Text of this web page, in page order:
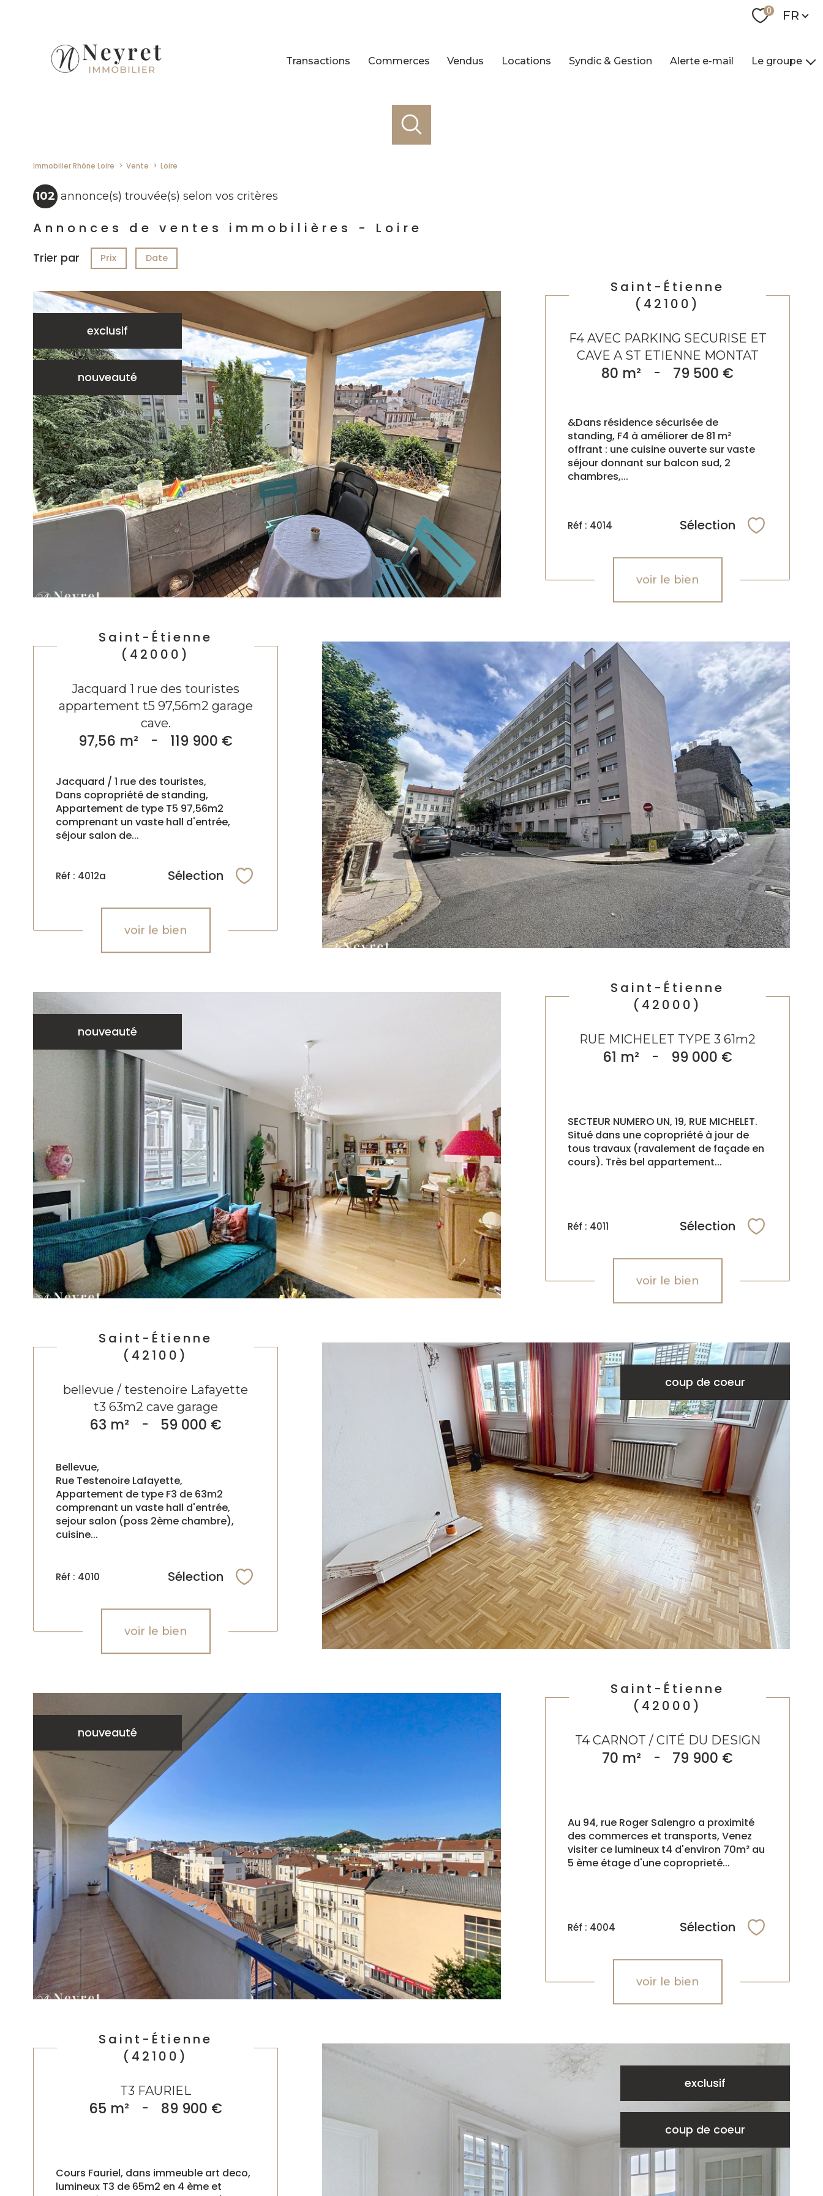
0 Langue
FR
Transactions Commerces Vendus Locations Syndic & Gestion Alerte e-mail Le groupe
Immobilier Rhône Loire Vente Loire
102 annonce(s) trouvée(s) selon vos critères
Annonces de ventes immobilières - Loire
Trier par Prix Date
exclusif
nouveauté
Saint-Étienne
(42100)
F4 AVEC PARKING SECURISE ET
CAVE A ST ETIENNE MONTAT
80 m² - 79 500 €
&Dans résidence sécurisée de
standing, F4 à améliorer de 81 m²
offrant : une cuisine ouverte sur vaste
séjour donnant sur balcon sud, 2
chambres,...
Réf : 4014 Sélection
voir le bien
Saint-Étienne
(42000)
Jacquard 1 rue des touristes
appartement t5 97,56m2 garage
cave.
97,56 m² - 119 900 €
Jacquard / 1 rue des touristes,
Dans copropriété de standing,
Appartement de type T5 97,56m2
comprenant un vaste hall d'entrée,
séjour salon de...
Réf : 4012a Sélection Sélectionner
voir le bien
nouveauté
Saint-Étienne
(42000)
RUE MICHELET TYPE 3 61m2
61 m² - 99 000 €
SECTEUR NUMERO UN, 19, RUE MICHELET.
Situé dans une copropriété à jour de
tous travaux (ravalement de façade en
cours). Très bel appartement...
Réf : 4011 Sélection
voir le bien
coup de coeur
Saint-Étienne
(42100)
bellevue / testenoire Lafayette
t3 63m2 cave garage
63 m² - 59 000 €
Bellevue,
Rue Testenoire Lafayette,
Appartement de type F3 de 63m2
comprenant un vaste hall d'entrée,
sejour salon (poss 2ème chambre),
cuisine...
Réf : 4010 Sélection Sélectionner
voir le bien
nouveauté
Saint-Étienne
(42000)
T4 CARNOT / CITÉ DU DESIGN
70 m² - 79 900 €
Au 94, rue Roger Salengro a proximité
des commerces et transports, Venez
visiter ce lumineux t4 d'environ 70m² au
5 ème étage d'une coproprieté...
Réf : 4004 Sélection
voir le bien
exclusif
coup de coeur
Saint-Étienne
(42100)
T3 FAURIEL
65 m² - 89 900 €
Cours Fauriel, dans immeuble art deco,
lumineux T3 de 65m2 en 4 ème et